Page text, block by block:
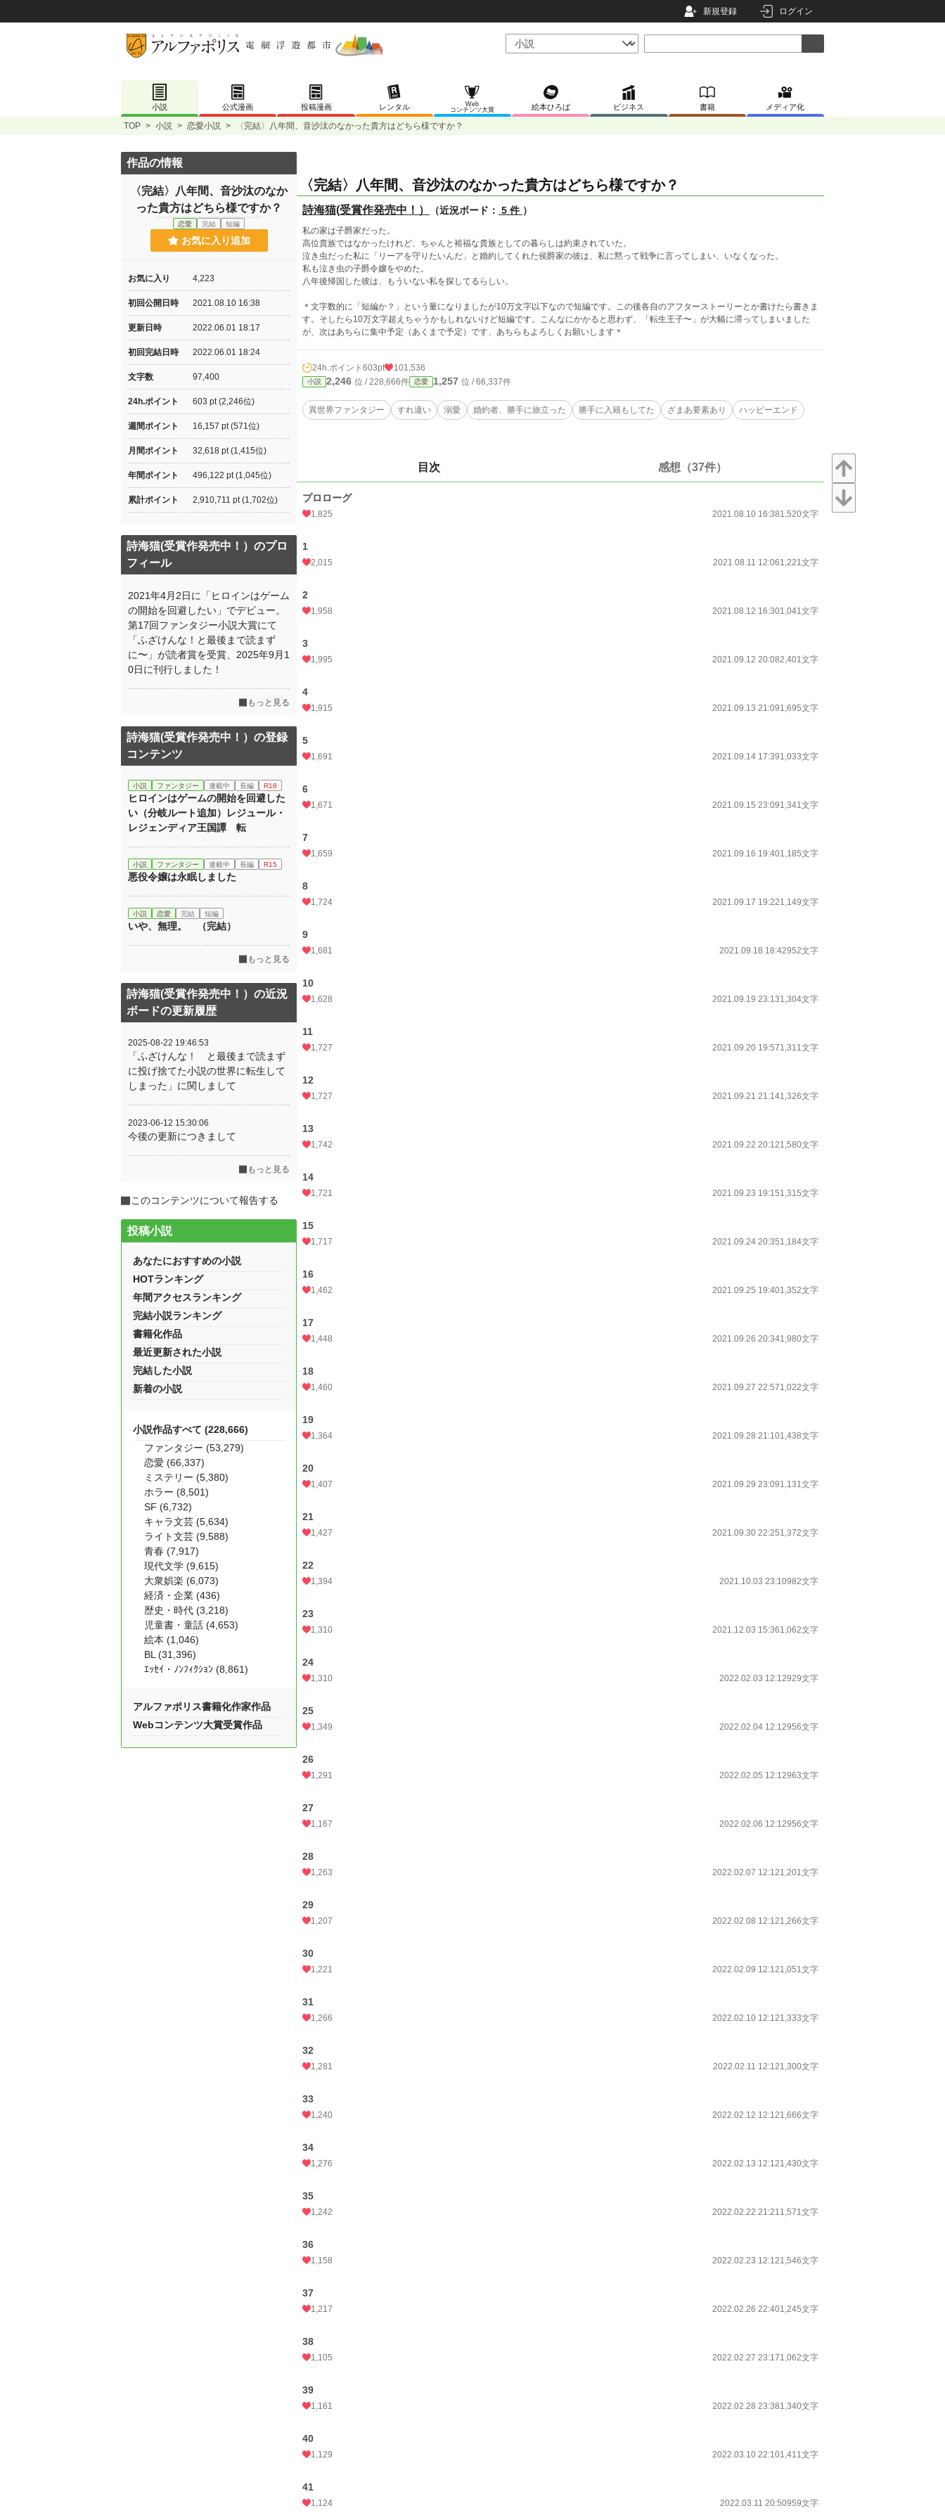
新規登録 ログイン
小説 公式漫画 投稿漫画 レンタル
Web
コンテンツ大賞
絵本ひろば ビジネス 書籍 メディア化
TOP > 小説 > 恋愛小説 > 〈完結〉八年間、音沙汰のなかった貴方はどちら様ですか？
〈完結〉八年間、音沙汰のなかった貴方はどちら様ですか？
詩海猫(受賞作発売中！） （近況ボード： 5 件 ）
私の家は子爵家だった。
高位貴族ではなかったけれど、ちゃんと裕福な貴族としての暮らしは約束されていた。
泣き虫だった私に「リーアを守りたいんだ」と婚約してくれた侯爵家の彼は、私に黙って戦争に言ってしまい、いなくなった。
私も泣き虫の子爵令嬢をやめた。
八年後帰国した彼は、もういない私を探してるらしい。
＊文字数的に「短編か？」という量になりましたが10万文字以下なので短編です。この後各自のアフターストーリーとか書けたら書きま
す。そしたら10万文字超えちゃうかもしれないけど短編です。こんなにかかると思わず、「転生王子〜」が大幅に滞ってしまいました
が、次はあちらに集中予定（あくまで予定）です、あちらもよろしくお願いします＊
24h.ポイント 603pt 101,536
小説 2,246 位 / 228,666件 恋愛 1,257 位 / 66,337件
異世界ファンタジー すれ違い 溺愛 婚約者、勝手に旅立った 勝手に入籍もしてた ざまあ要素あり ハッピーエンド
目次 感想（37件）
プロローグ
1,825 2021.08.10 16:381,520文字
1
2,015 2021.08.11 12:061,221文字
2
1,958 2021.08.12 16:301,041文字
3
1,995 2021.09.12 20:082,401文字
4
1,915 2021.09.13 21:091,695文字
5
1,691 2021.09.14 17:391,033文字
6
1,671 2021.09.15 23:091,341文字
7
1,659 2021.09.16 19:401,185文字
8
1,724 2021.09.17 19:221,149文字
9
1,681 2021.09.18 18:42952文字
10
1,628 2021.09.19 23:131,304文字
11
1,727 2021.09.20 19:571,311文字
12
1,727 2021.09.21 21:141,326文字
13
1,742 2021.09.22 20:121,580文字
14
1,721 2021.09.23 19:151,315文字
15
1,717 2021.09.24 20:351,184文字
16
1,462 2021.09.25 19:401,352文字
17
1,448 2021.09.26 20:341,980文字
18
1,460 2021.09.27 22:571,022文字
19
1,364 2021.09.28 21:101,438文字
20
1,407 2021.09.29 23:091,131文字
21
1,427 2021.09.30 22:251,372文字
22
1,394 2021.10.03 23:10982文字
23
1,310 2021.12.03 15:361,062文字
24
1,310 2022.02.03 12:12929文字
25
1,349 2022.02.04 12:12956文字
26
1,291 2022.02.05 12:12963文字
27
1,167 2022.02.06 12:12956文字
28
1,263 2022.02.07 12:121,201文字
29
1,207 2022.02.08 12:121,266文字
30
1,221 2022.02.09 12:121,051文字
31
1,266 2022.02.10 12:121,333文字
32
1,281 2022.02.11 12:121,300文字
33
1,240 2022.02.12 12:121,666文字
34
1,276 2022.02.13 12:121,430文字
35
1,242 2022.02.22 21:211,571文字
36
1,158 2022.02.23 12:121,546文字
37
1,217 2022.02.26 22:401,245文字
38
1,105 2022.02.27 23:171,062文字
39
1,161 2022.02.28 23:381,340文字
40
1,129 2022.03.10 22:101,411文字
41
1,124 2022.03.11 20:50959文字
作品の情報
〈完結〉八年間、音沙汰のなか
った貴方はどちら様ですか？
恋愛 完結 短編
お気に入り追加
お気に入り 4,223
初回公開日時 2021.08.10 16:38
更新日時 2022.06.01 18:17
初回完結日時 2022.06.01 18:24
文字数 97,400
24h.ポイント 603 pt (2,246位)
週間ポイント 16,157 pt (571位)
月間ポイント 32,618 pt (1,415位)
年間ポイント 496,122 pt (1,045位)
累計ポイント 2,910,711 pt (1,702位)
詩海猫(受賞作発売中！）のプロ
フィール
2021年4月2日に「ヒロインはゲーム
の開始を回避したい」でデビュー。
第17回ファンタジー小説大賞にて
「ふざけんな！と最後まで読まず
に〜」が読者賞を受賞、2025年9月1
0日に刊行しました！
もっと見る
詩海猫(受賞作発売中！）の登録
コンテンツ
小説 ファンタジー 連載中 長編 R18
ヒロインはゲームの開始を回避した
い（分岐ルート追加）レジュール・
レジェンディア王国譚 転
小説 ファンタジー 連載中 長編 R15
悪役令嬢は永眠しました
小説 恋愛 完結 短編
いや、無理。 （完結）
もっと見る
詩海猫(受賞作発売中！）の近況
ボードの更新履歴
2025-08-22 19:46:53
「ふざけんな！ と最後まで読まず
に投げ捨てた小説の世界に転生して
しまった」に関しまして
2023-06-12 15:30:06
今後の更新につきまして
もっと見る
このコンテンツについて報告する
投稿小説
あなたにおすすめの小説
HOTランキング
年間アクセスランキング
完結小説ランキング
書籍化作品
最近更新された小説
完結した小説
新着の小説
小説作品すべて (228,666)
ファンタジー (53,279)
恋愛 (66,337)
ミステリー (5,380)
ホラー (8,501)
SF (6,732)
キャラ文芸 (5,634)
ライト文芸 (9,588)
青春 (7,917)
現代文学 (9,615)
大衆娯楽 (6,073)
経済・企業 (436)
歴史・時代 (3,218)
児童書・童話 (4,653)
絵本 (1,046)
BL (31,396)
ｴｯｾｲ・ﾉﾝﾌｨｸｼｮﾝ (8,861)
アルファポリス書籍化作家作品
Webコンテンツ大賞受賞作品